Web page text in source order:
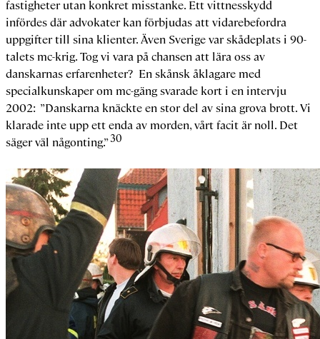
fastigheter utan konkret misstanke. Ett vittnesskydd
infördes där advokater kan förbjudas att vidarebefordra
uppgifter till sina klienter. Även Sverige var skådeplats i 90-
talets mc-krig. Tog vi vara på chansen att lära oss av
danskarnas erfarenheter? En skånsk åklagare med
specialkunskaper om mc-gäng svarade kort i en intervju
2002: ”Danskarna knäckte en stor del av sina grova brott. Vi
klarade inte upp ett enda av morden, vårt facit är noll. Det
säger väl någonting.”30